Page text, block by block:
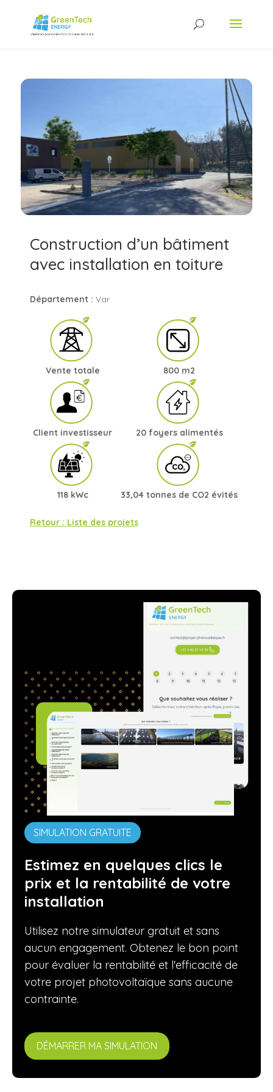
Construction d’un bâtiment
avec installation en toiture
Département : Var
Vente totale
Client investisseur
118 kWc
800 m2
20 foyers alimentés
33,04 tonnes de CO2 évités
Retour : Liste des projets
SIMULATION GRATUITE
Estimez en quelques clics le
prix et la rentabilité de votre
installation
Utilisez notre simulateur gratuit et sans
aucun engagement. Obtenez le bon point
pour évaluer la rentabilité et l'efficacité de
votre projet photovoltaïque sans aucune
contrainte.
DÉMARRER MA SIMULATION